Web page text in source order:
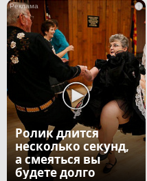
i
Ролик длится
несколько секунд,
а смеяться вы
будете долго